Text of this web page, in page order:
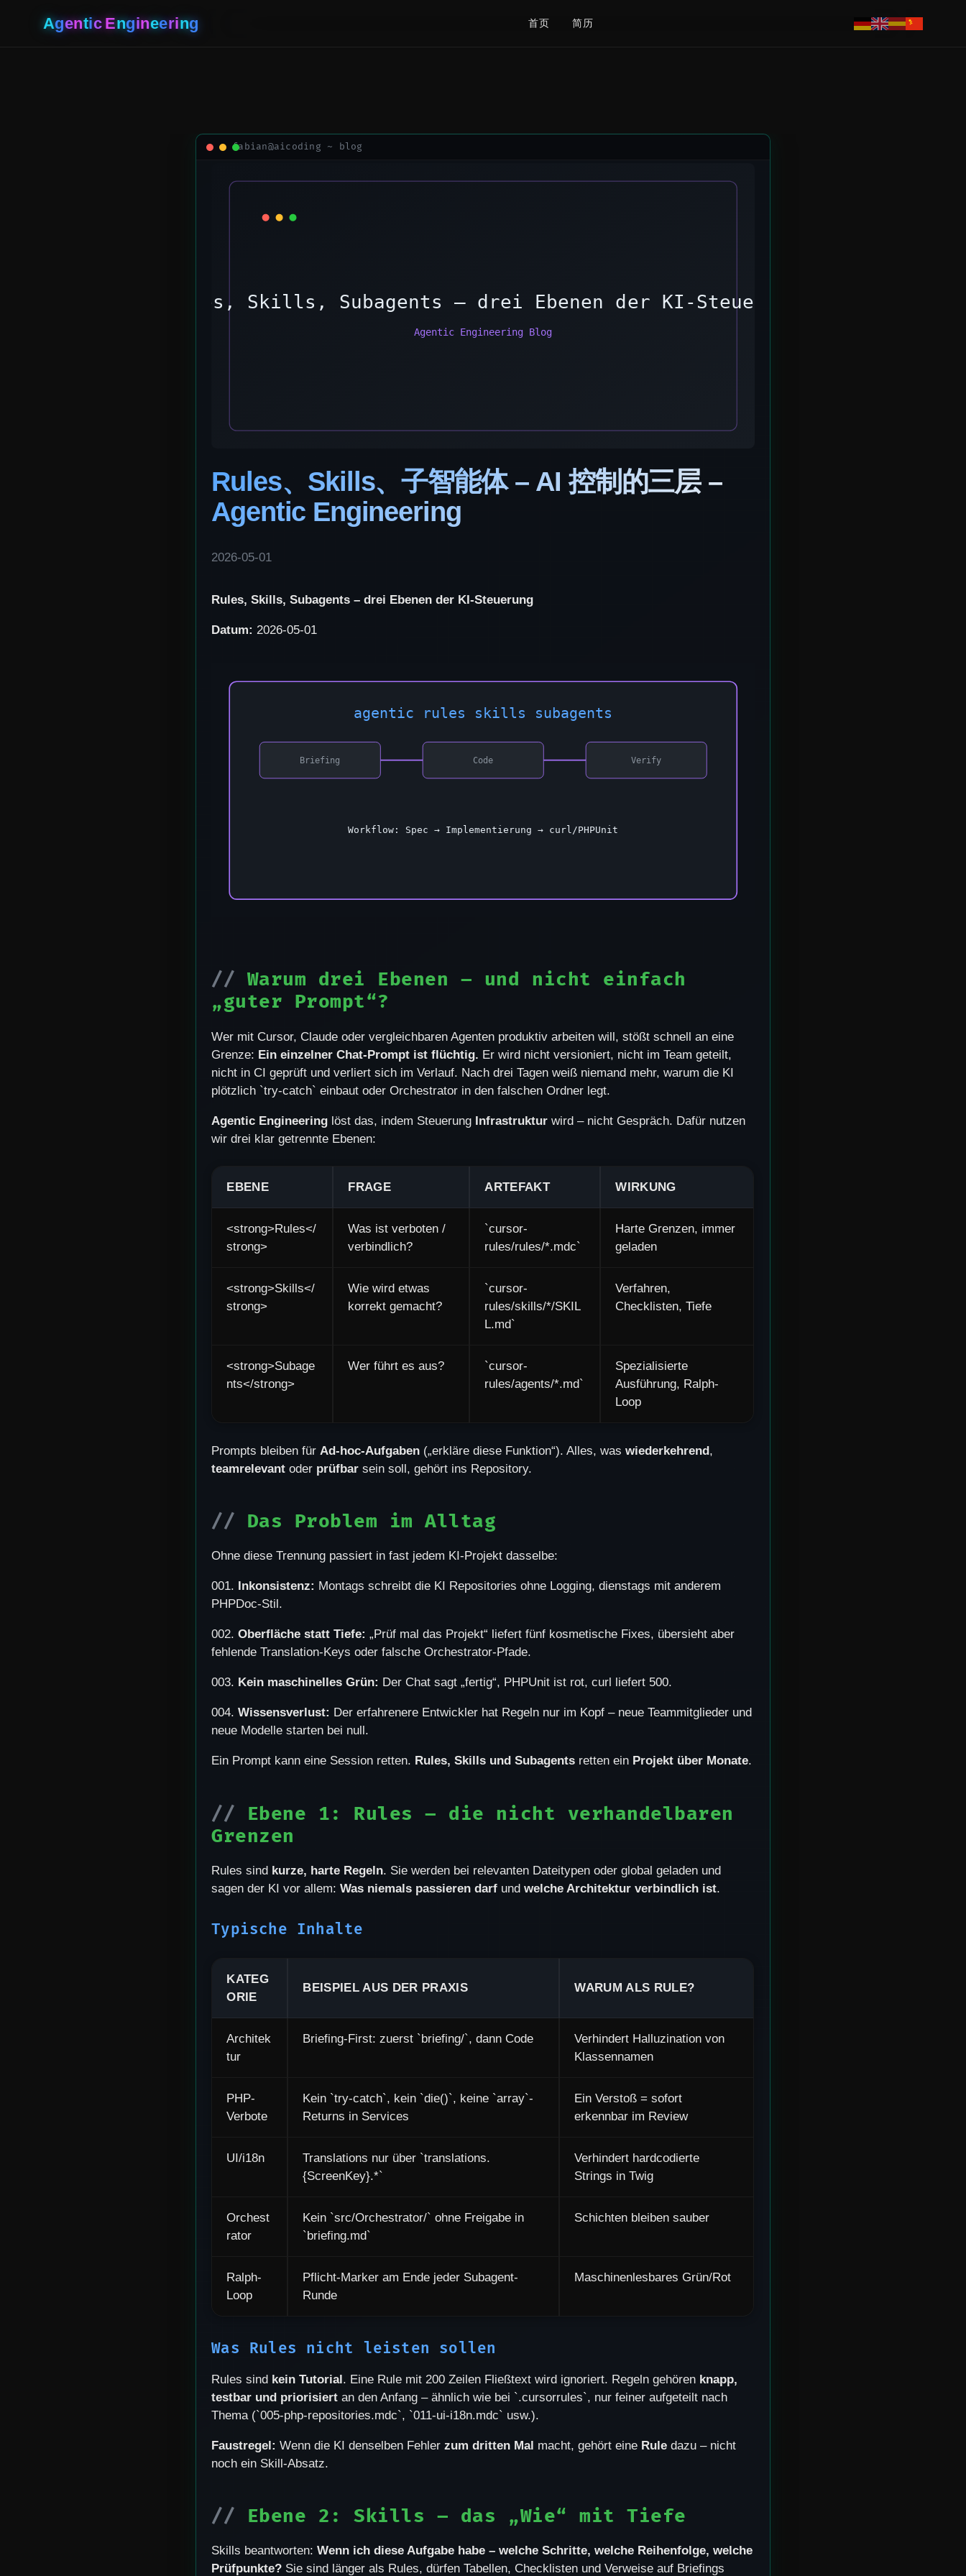
Agentic Engineering 首页 简历
Rules、Skills、子智能体 – AI 控制的三层 –
Agentic Engineering
2026-05-01
Rules, Skills, Subagents – drei Ebenen der KI-Steuerung
Datum: 2026-05-01
Warum drei Ebenen – und nicht einfach
„guter Prompt“?
Wer mit Cursor, Claude oder vergleichbaren Agenten produktiv arbeiten will, stößt schnell an eine
Grenze: Ein einzelner Chat-Prompt ist flüchtig. Er wird nicht versioniert, nicht im Team geteilt,
nicht in CI geprüft und verliert sich im Verlauf. Nach drei Tagen weiß niemand mehr, warum die KI
plötzlich `try-catch` einbaut oder Orchestrator in den falschen Ordner legt.
Agentic Engineering löst das, indem Steuerung Infrastruktur wird – nicht Gespräch. Dafür nutzen
wir drei klar getrennte Ebenen:
EBENE FRAGE ARTEFAKT WIRKUNG
<strong>Rules</
strong>
Was ist verboten /
verbindlich?
`cursor-
rules/rules/*.mdc`
Harte Grenzen, immer
geladen
<strong>Skills</
strong>
Wie wird etwas
korrekt gemacht?
`cursor-
rules/skills/*/SKIL
L.md`
Verfahren,
Checklisten, Tiefe
<strong>Subage
nts</strong>
Wer führt es aus?
`cursor-
rules/agents/*.md`
Spezialisierte
Ausführung, Ralph-
Loop
Prompts bleiben für Ad-hoc-Aufgaben („erkläre diese Funktion“). Alles, waswiederkehrend,
teamrelevant oder prüfbar sein soll, gehört ins Repository.
Das Problem im Alltag
Ohne diese Trennung passiert in fast jedem KI-Projekt dasselbe:
001. Inkonsistenz: Montags schreibt die KI Repositories ohne Logging, dienstags mit anderem
PHPDoc-Stil.
002.Oberfläche statt Tiefe: „Prüf mal das Projekt“ liefert fünf kosmetische Fixes, übersieht aber
fehlende Translation-Keys oder falsche Orchestrator-Pfade.
003. Kein maschinelles Grün: Der Chat sagt „fertig“, PHPUnit ist rot, curl liefert 500.
004.Wissensverlust: Der erfahrenere Entwickler hat Regeln nur im Kopf – neue Teammitglieder und
neue Modelle starten bei null.
Ein Prompt kann eine Session retten. Rules, Skills und Subagents retten ein Projekt über Monate.
Ebene 1: Rules – die nicht verhandelbaren
Grenzen
Rules sind kurze, harte Regeln. Sie werden bei relevanten Dateitypen oder global geladen und
sagen der KI vor allem:Was niemals passieren darf undwelche Architektur verbindlich ist.
Typische Inhalte
KATEG
ORIE
BEISPIEL AUS DER PRAXIS WARUM ALS RULE?
Architek
tur
Briefing-First: zuerst `briefing/`, dann Code
Verhindert Halluzination von
Klassennamen
PHP-
Verbote
Kein `try-catch`, kein `die()`, keine `array`-
Returns in Services
Ein Verstoß = sofort
erkennbar im Review
UI/i18n
Translations nur über `translations.
{ScreenKey}.*`
Verhindert hardcodierte
Strings in Twig
Orchest
rator
Kein `src/Orchestrator/` ohne Freigabe in
`briefing.md`
Schichten bleiben sauber
Ralph-
Loop
Pflicht-Marker am Ende jeder Subagent-
Runde
Maschinenlesbares Grün/Rot
Was Rules nicht leisten sollen
Rules sind kein Tutorial. Eine Rule mit 200 Zeilen Fließtext wird ignoriert. Regeln gehören knapp,
testbar und priorisiert an den Anfang – ähnlich wie bei `.cursorrules`, nur feiner aufgeteilt nach
Thema (`005-php-repositories.mdc`, `011-ui-i18n.mdc` usw.).
Faustregel: Wenn die KI denselben Fehlerzum dritten Mal macht, gehört eine Rule dazu – nicht
noch ein Skill-Absatz.
Ebene 2: Skills – das „Wie“ mit Tiefe
Skills beantworten:Wenn ich diese Aufgabe habe – welche Schritte, welche Reihenfolge, welche
Prüfpunkte? Sie sind länger als Rules, dürfen Tabellen, Checklisten und Verweise auf Briefings